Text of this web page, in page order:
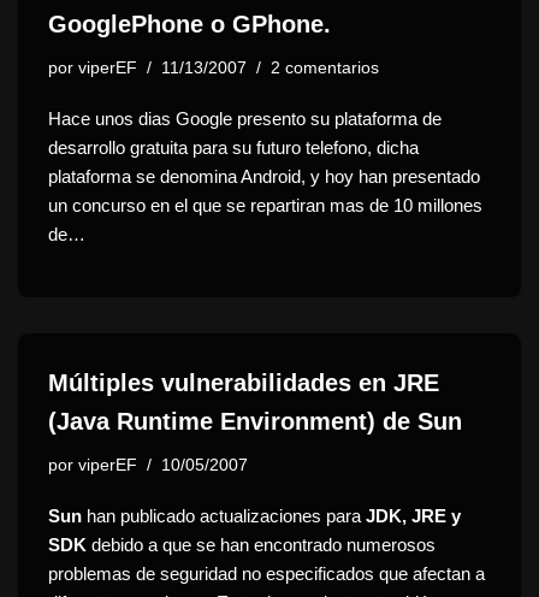
GooglePhone o GPhone.
por viperEF 11/13/2007 2 comentarios
Hace unos dias Google presento su plataforma de
desarrollo gratuita para su futuro telefono, dicha
plataforma se denomina Android, y hoy han presentado
un concurso en el que se repartiran mas de 10 millones
de…
Múltiples vulnerabilidades en JRE
(Java Runtime Environment) de Sun
por viperEF 10/05/2007
Sun han publicado actualizaciones para JDK, JRE y
SDK debido a que se han encontrado numerosos
problemas de seguridad no especificados que afectan a